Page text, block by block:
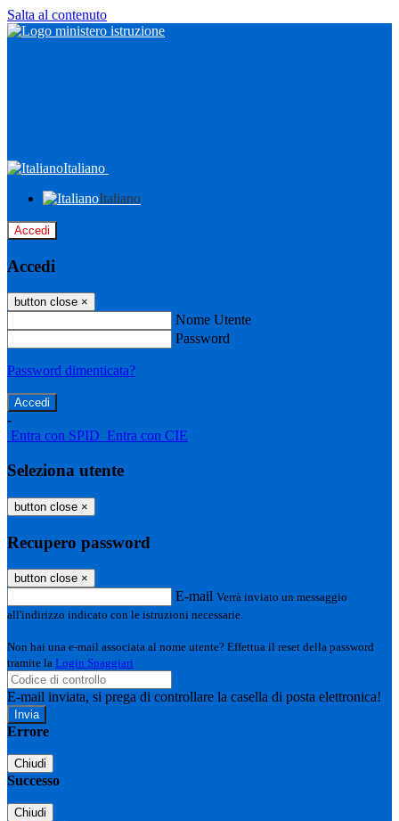
Salta al contenuto
Italiano
Italiano
Accedi
Accedi
button close ×
Nome Utente
Password
Password dimenticata?
-
Entra con SPID Entra con CIE
Seleziona utente
button close ×
Recupero password
button close ×
E-mail Verrà inviato un messaggio
all'indirizzo indicato con le istruzioni necessarie.
Non hai una e-mail associata al nome utente? Effettua il reset della password
tramite la Login Spaggiari
E-mail inviata, si prega di controllare la casella di posta elettronica!
Errore
Chiudi
Successo
Chiudi